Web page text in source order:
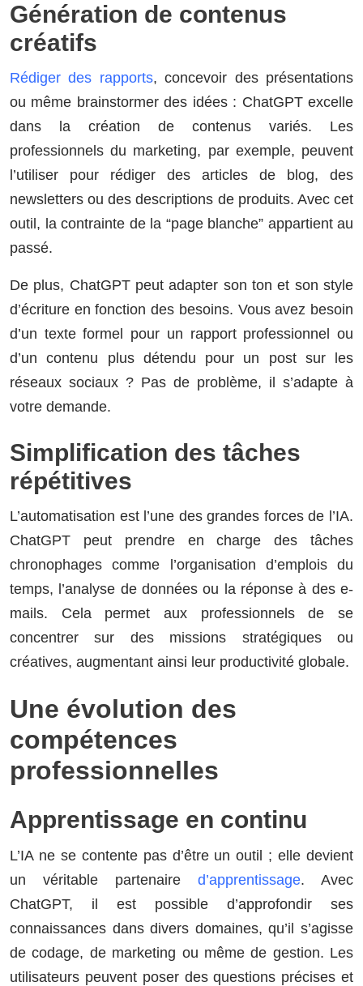
Génération de contenus
créatifs
Rédiger des rapports, concevoir des présentations
ou même brainstormer des idées : ChatGPT excelle
dans la création de contenus variés. Les
professionnels du marketing, par exemple, peuvent
l’utiliser pour rédiger des articles de blog, des
newsletters ou des descriptions de produits. Avec cet
outil, la contrainte de la “page blanche” appartient au
passé.
De plus, ChatGPT peut adapter son ton et son style
d’écriture en fonction des besoins. Vous avez besoin
d’un texte formel pour un rapport professionnel ou
d’un contenu plus détendu pour un post sur les
réseaux sociaux ? Pas de problème, il s’adapte à
votre demande.
Simplification des tâches
répétitives
L’automatisation est l’une des grandes forces de l’IA.
ChatGPT peut prendre en charge des tâches
chronophages comme l’organisation d’emplois du
temps, l’analyse de données ou la réponse à des e-
mails. Cela permet aux professionnels de se
concentrer sur des missions stratégiques ou
créatives, augmentant ainsi leur productivité globale.
Une évolution des
compétences
professionnelles
Apprentissage en continu
L’IA ne se contente pas d’être un outil ; elle devient
un véritable partenaire d’apprentissage. Avec
ChatGPT, il est possible d’approfondir ses
connaissances dans divers domaines, qu’il s’agisse
de codage, de marketing ou même de gestion. Les
utilisateurs peuvent poser des questions précises et